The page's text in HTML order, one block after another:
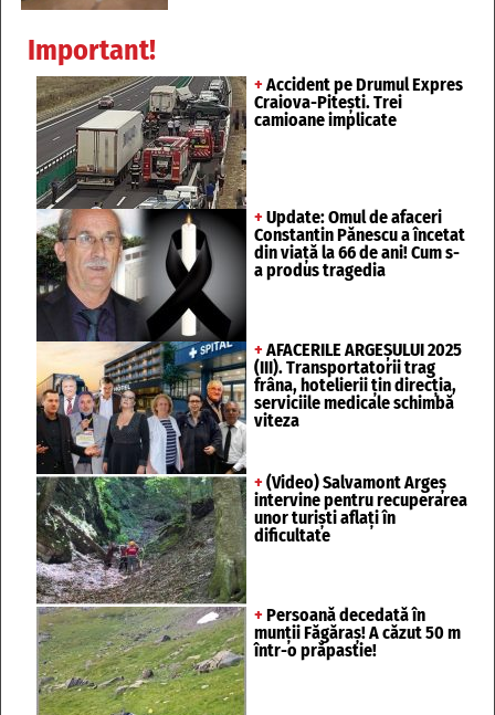
Important!
+ Accident pe Drumul Expres
Craiova-Pitești. Trei
camioane implicate
+ Update: Omul de afaceri
Constantin Pănescu a încetat
din viață la 66 de ani! Cum s-
a produs tragedia
+ AFACERILE ARGEȘULUI 2025
(III). Transportatorii trag
frâna, hotelierii țin direcția,
serviciile medicale schimbă
viteza
+ (Video) Salvamont Argeș
intervine pentru recuperarea
unor turişti aflaţi în
dificultate
+ Persoană decedată în
munții Făgăraș! A căzut 50 m
într-o prăpastie!